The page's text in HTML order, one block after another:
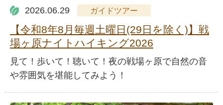
2026.06.29 ガイドツアー
【令和8年8月毎週土曜日(29日を除く)】戦
場ヶ原ナイトハイキング2026
見て！歩いて！聴いて！夜の戦場ヶ原で自然の音
や雰囲気を堪能してみよう！